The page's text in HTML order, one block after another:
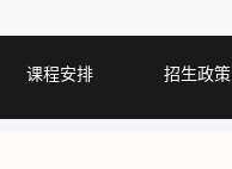
课程安排 招生政策